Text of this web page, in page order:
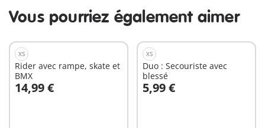
Vous pourriez également aimer
XS
Rider avec rampe, skate et
BMX
14,99 €
Au panier
XS
Duo : Secouriste avec
blessé
5,99 €
Au panier